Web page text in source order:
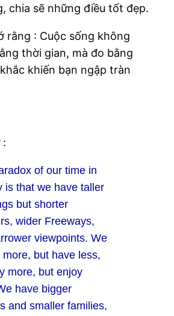
chia sẽ những điều tốt đẹp.
rằng : Cuộc sống không
thời gian, mà đo bằng
khiến bạn ngập tràn
:
of our time in
is that we have taller
but shorter
wider Freeways,
viewpoints. We
more, but have less,
more, but enjoy
have bigger
and smaller families,